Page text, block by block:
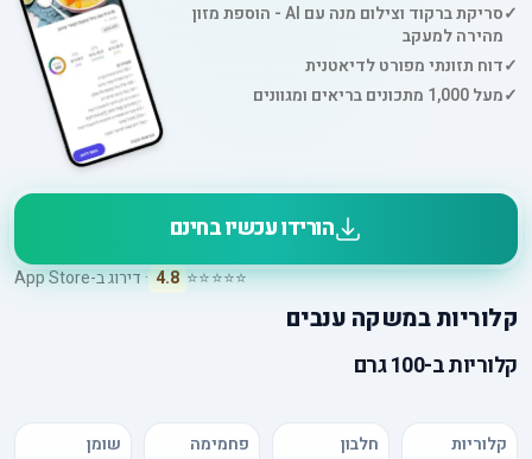
✓
סריקת ברקוד וצילום מנה עם AI - הוספת מזון
מהירה למעקב
✓דוח תזונתי מפורט לדיאטנית
✓מעל 1,000 מתכונים בריאים ומגוונים
הורידו עכשיו בחינם
⭐⭐⭐⭐⭐
4.8 · דירוג ב-App Store
קלוריותבמשקה ענבים
קלוריותב-100 גרם
קלוריות חלבון פחמימה שומן